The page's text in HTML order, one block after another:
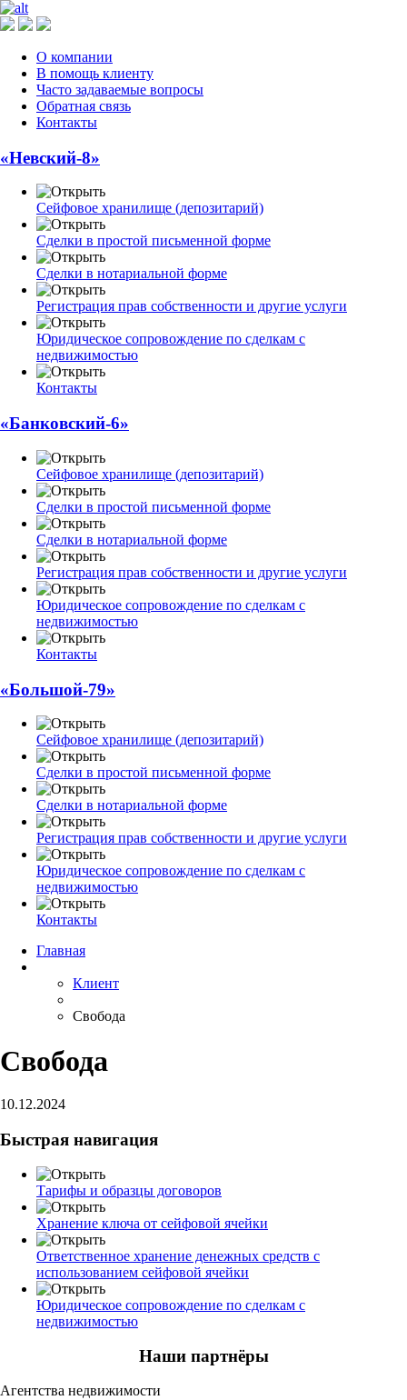
О компании
В помощь клиенту
Часто задаваемые вопросы
Обратная связь
Контакты
«Невский-8»
Сейфовое хранилище (депозитарий)
Сделки в простой письменной форме
Сделки в нотариальной форме
Регистрация прав собственности и другие услуги
Юридическое сопровождение по сделкам с
недвижимостью
Контакты
«Банковский-6»
Сейфовое хранилище (депозитарий)
Сделки в простой письменной форме
Сделки в нотариальной форме
Регистрация прав собственности и другие услуги
Юридическое сопровождение по сделкам с
недвижимостью
Контакты
«Большой-79»
Сейфовое хранилище (депозитарий)
Сделки в простой письменной форме
Сделки в нотариальной форме
Регистрация прав собственности и другие услуги
Юридическое сопровождение по сделкам с
недвижимостью
Контакты
Главная
Клиент
Свобода
Свобода
10.12.2024
Быстрая навигация
Тарифы и образцы договоров
Хранение ключа от сейфовой ячейки
Ответственное хранение денежных средств с
использованием сейфовой ячейки
Юридическое сопровождение по сделкам с
недвижимостью
Наши партнёры
Агентства недвижимости